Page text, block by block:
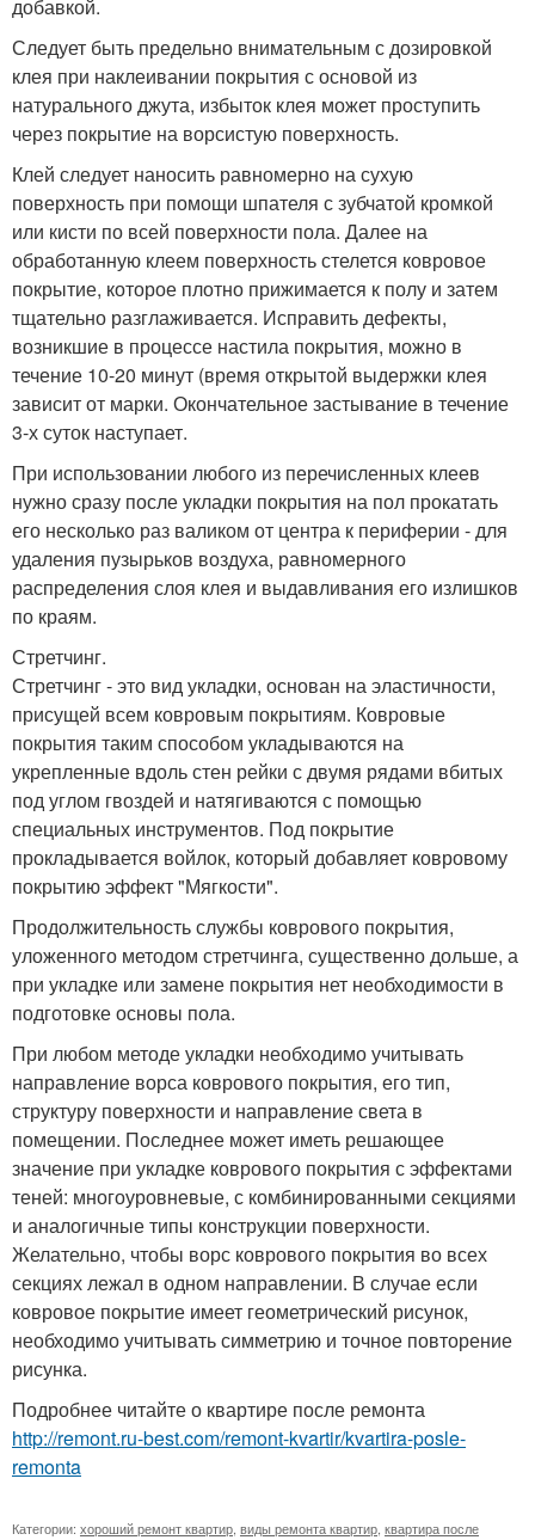
добавкой.
Следует быть предельно внимательным с дозировкой
клея при наклеивании покрытия с основой из
натурального джута, избыток клея может проступить
через покрытие на ворсистую поверхность.
Клей следует наносить равномерно на сухую
поверхность при помощи шпателя с зубчатой кромкой
или кисти по всей поверхности пола. Далее на
обработанную клеем поверхность стелется ковровое
покрытие, которое плотно прижимается к полу и затем
тщательно разглаживается. Исправить дефекты,
возникшие в процессе настила покрытия, можно в
течение 10-20 минут (время открытой выдержки клея
зависит от марки. Окончательное застывание в течение
3-х суток наступает.
При использовании любого из перечисленных клеев
нужно сразу после укладки покрытия на пол прокатать
его несколько раз валиком от центра к периферии - для
удаления пузырьков воздуха, равномерного
распределения слоя клея и выдавливания его излишков
по краям.
Стретчинг.
Стретчинг - это вид укладки, основан на эластичности,
присущей всем ковровым покрытиям. Ковровые
покрытия таким способом укладываются на
укрепленные вдоль стен рейки с двумя рядами вбитых
под углом гвоздей и натягиваются с помощью
специальных инструментов. Под покрытие
прокладывается войлок, который добавляет ковровому
покрытию эффект "Мягкости".
Продолжительность службы коврового покрытия,
уложенного методом стретчинга, существенно дольше, а
при укладке или замене покрытия нет необходимости в
подготовке основы пола.
При любом методе укладки необходимо учитывать
направление ворса коврового покрытия, его тип,
структуру поверхности и направление света в
помещении. Последнее может иметь решающее
значение при укладке коврового покрытия с эффектами
теней: многоуровневые, с комбинированными секциями
и аналогичные типы конструкции поверхности.
Желательно, чтобы ворс коврового покрытия во всех
секциях лежал в одном направлении. В случае если
ковровое покрытие имеет геометрический рисунок,
необходимо учитывать симметрию и точное повторение
рисунка.
Подробнее читайте о квартире после ремонта
http://remont.ru-best.com/remont-kvartir/kvartira-posle-
remonta
Категории: хороший ремонт квартир виды ремонта квартир квартира после